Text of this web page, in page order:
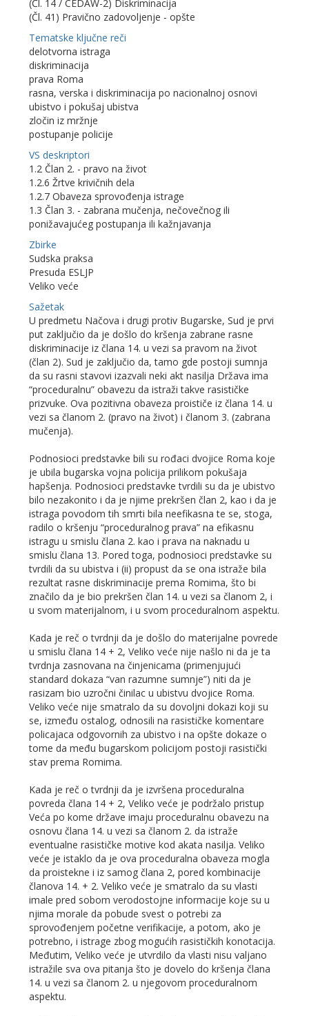
(Čl. 14 / CEDAW-2) Diskriminacija
(Čl. 41) Pravično zadovoljenje - opšte
Tematske ključne reči
delotvorna istraga
diskriminacija
prava Roma
rasna, verska i diskriminacija po nacionalnoj osnovi
ubistvo i pokušaj ubistva
zločin iz mržnje
postupanje policije
VS deskriptori
1.2 Član 2. - pravo na život
1.2.6 Žrtve krivičnih dela
1.2.7 Obaveza sprovođenja istrage
1.3 Član 3. - zabrana mučenja, nečovečnog ili
ponižavajućeg postupanja ili kažnjavanja
Zbirke
Sudska praksa
Presuda ESLJP
Veliko veće
Sažetak
U predmetu Načova i drugi protiv Bugarske, Sud je prvi
put zaključio da je došlo do kršenja zabrane rasne
diskriminacije iz člana 14. u vezi sa pravom na život
(član 2). Sud je zaključio da, tamo gde postoji sumnja
da su rasni stavovi izazvali neki akt nasilja Država ima
“proceduralnu” obavezu da istraži takve rasističke
prizvuke. Ova pozitivna obaveza proističe iz člana 14. u
vezi sa članom 2. (pravo na život) i članom 3. (zabrana
mučenja).
Podnosioci predstavke bili su rođaci dvojice Roma koje
je ubila bugarska vojna policija prilikom pokušaja
hapšenja. Podnosioci predstavke tvrdili su da je ubistvo
bilo nezakonito i da je njime prekršen član 2, kao i da je
istraga povodom tih smrti bila neefikasna te se, stoga,
radilo o kršenju “proceduralnog prava” na efikasnu
istragu u smislu člana 2. kao i prava na naknadu u
smislu člana 13. Pored toga, podnosioci predstavke su
tvrdili da su ubistva i (ii) propust da se ona istraže bila
rezultat rasne diskriminacije prema Romima, što bi
značilo da je bio prekršen član 14. u vezi sa članom 2, i
u svom materijalnom, i u svom proceduralnom aspektu.
Kada je reč o tvrdnji da je došlo do materijalne povrede
u smislu člana 14 + 2, Veliko veće nije našlo ni da je ta
tvrdnja zasnovana na činjenicama (primenjujući
standard dokaza “van razumne sumnje”) niti da je
rasizam bio uzročni činilac u ubistvu dvojice Roma.
Veliko veće nije smatralo da su dovoljni dokazi koji su
se, između ostalog, odnosili na rasističke komentare
policajaca odgovornih za ubistvo i na opšte dokaze o
tome da među bugarskom policijom postoji rasistički
stav prema Romima.
Kada je reč o tvrdnji da je izvršena proceduralna
povreda člana 14 + 2, Veliko veće je podržalo pristup
Veća po kome države imaju proceduralnu obavezu na
osnovu člana 14. u vezi sa članom 2. da istraže
eventualne rasističke motive kod akata nasilja. Veliko
veće je istaklo da je ova proceduralna obaveza mogla
da proistekne i iz samog člana 2, pored kombinacije
članova 14. + 2. Veliko veće je smatralo da su vlasti
imale pred sobom verodostojne informacije koje su u
njima morale da pobude svest o potrebi za
sprovođenjem početne verifikacije, a potom, ako je
potrebno, i istrage zbog mogućih rasističkih konotacija.
Međutim, Veliko veće je utvrdilo da vlasti nisu valjano
istražile sva ova pitanja što je dovelo do kršenja člana
14. u vezi sa članom 2. u njegovom proceduralnom
aspektu.